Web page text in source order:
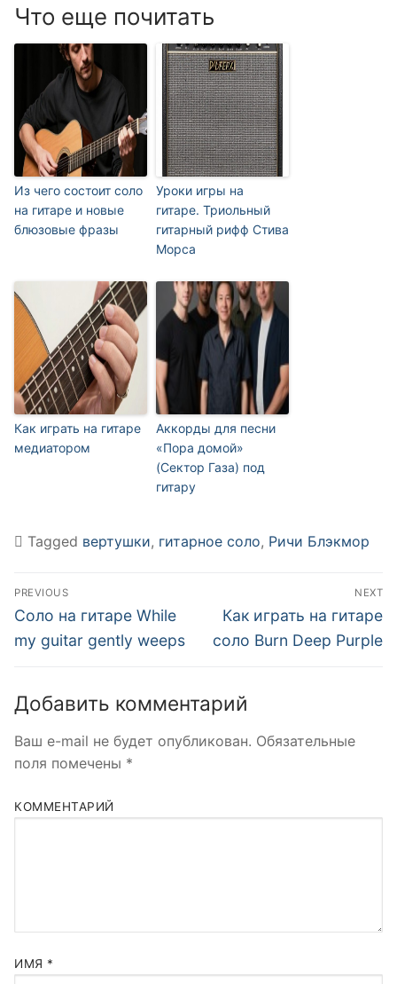
Что еще почитать
Из чего состоит соло
на гитаре и новые
блюзовые фразы
Уроки игры на
гитаре. Триольный
гитарный рифф Стива
Морса
Как играть на гитаре
медиатором
Аккорды для песни
«Пора домой»
(Cектор Газа) под
гитару
Tagged вертушки, гитарное соло, Ричи Блэкмор
Навигация
по
записям
PREVIOUS
Previous
post:
Соло на гитаре While
my guitar gently weeps
NEXT
Next
post:
Как играть на гитаре
соло Burn Deep Purple
Добавить комментарий
Ваш e-mail не будет опубликован. Обязательные
поля помечены *
КОММЕНТАРИЙ
ИМЯ *